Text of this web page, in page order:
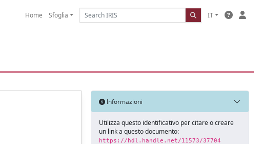
Home Sfoglia IT
Informazioni
Utilizza questo identificativo per citare o creare
un link a questo documento:
https://hdl.handle.net/11573/37704